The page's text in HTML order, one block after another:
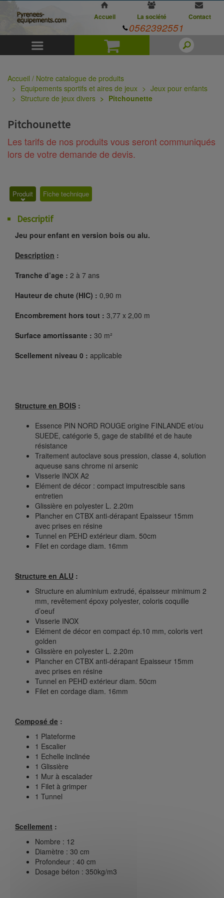
Panier
Accueil La société Contact
0562392551
Accueil / Notre catalogue de produits
Equipements sportifs et aires de jeux
Jeux pour enfants
Structure de jeux divers
Pitchounette
Pitchounette
Les tarifs de nos produits vous seront communiqués
lors de votre demande de devis.
Produit Fiche technique
Descriptif
Jeu pour enfant en version bois ou alu.
Description :
Tranche d’age : 2 à 7 ans
Hauteur de chute (HIC) : 0,90 m
Encombrement hors tout : 3,77 x 2,00 m
Surface amortissante : 30 m²
Scellement niveau 0 : applicable
Structure en BOIS :
Essence PIN NORD ROUGE origine FINLANDE et/ou
SUEDE, catégorie 5, gage de stabilité et de haute
résistance
Traitement autoclave sous pression, classe 4, solution
aqueuse sans chrome ni arsenic
Visserie INOX A2
Elément de décor : compact imputrescible sans
entretien
Glissière en polyester L. 2.20m
Plancher en CTBX anti-dérapant Epaisseur 15mm
avec prises en résine
Tunnel en PEHD extérieur diam. 50cm
Filet en cordage diam. 16mm
Structure en ALU :
Structure en aluminium extrudé, épaisseur minimum 2
mm, revêtement époxy polyester, coloris coquille
d’oeuf
Visserie INOX
Elément de décor en compact ép.10 mm, coloris vert
golden
Glissière en polyester L. 2.20m
Plancher en CTBX anti-dérapant Epaisseur 15mm
avec prises en résine
Tunnel en PEHD extérieur diam. 50cm
Filet en cordage diam. 16mm
Composé de :
1 Plateforme
1 Escalier
1 Echelle inclinée
1 Glissière
1 Mur à escalader
1 Filet à grimper
1 Tunnel
Scellement :
Nombre : 12
Diamètre : 30 cm
Profondeur : 40 cm
Dosage béton : 350kg/m3